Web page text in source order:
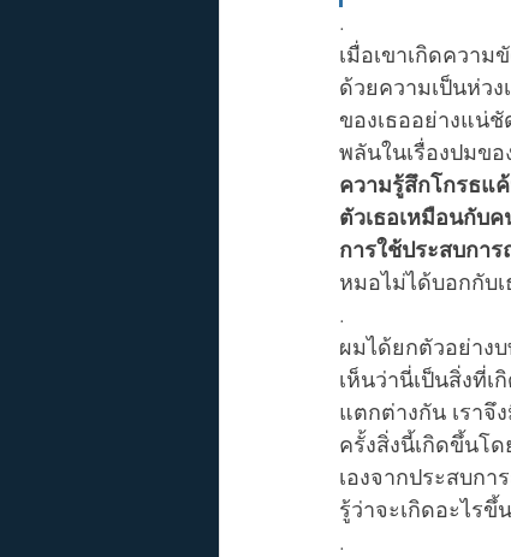
.
เมื่อเขาเกิดความ
ด้วยความเป็นห่ว
ของเธออย่างแน่
พลันในเรื่องปมข
ความรู้สึกโกรธแ
ตัวเธอเหมือนกับ
การใช้ประสบกา
หมอไม่ได้บอกกับ
.
ผมได้ยกตัวอย่าง
เห็นว่านี่เป็นสิ่งที่
แตกต่างกัน เราจึ
ครั้งสิ่งนี้เกิดขึ้นโด
เองจากประสบก
รู้ว่าจะเกิดอะไรขึ้
.